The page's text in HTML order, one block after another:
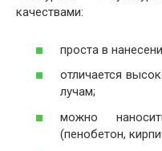
качествами:
проста в
отличается
лучам;
можно
(пенобетон,